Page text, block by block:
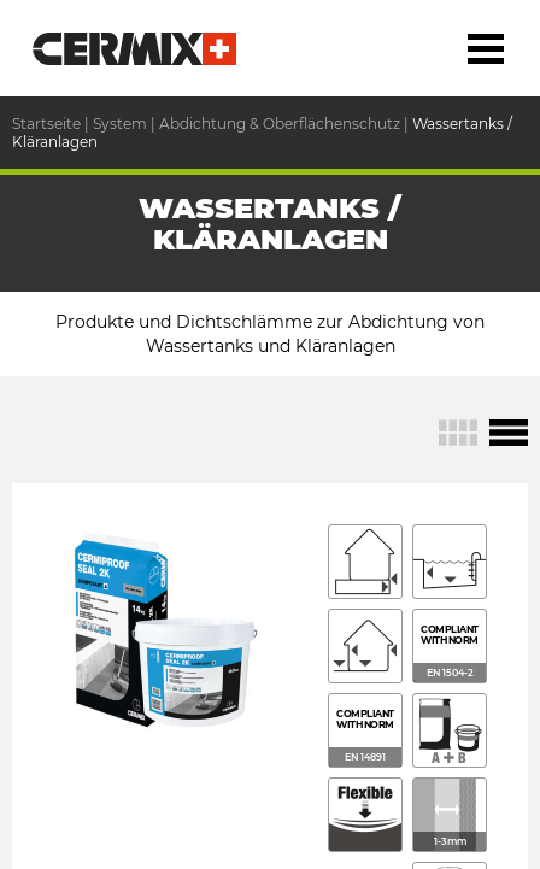
Startseite System Abdichtung & Oberflächenschutz
Wassertanks /
Kläranlagen
WASSERTANKS /
KLÄRANLAGEN
Produkte und Dichtschlämme zur Abdichtung von
Wassertanks und Kläranlagen
COMPLIANT
WITH NORM
EN 1504-2
COMPLIANT
WITH NORM
EN 14891
1-3mm